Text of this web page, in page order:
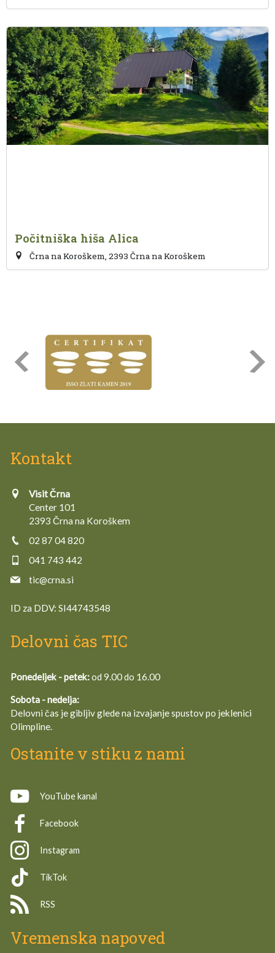
Počitniška hiša Alica
Črna na Koroškem, 2393 Črna na Koroškem
Kontakt
Visit Črna
Center 101
2393 Črna na Koroškem
02 87 04 820
041 743 442
tic@crna.si
ID za DDV: SI44743548
Delovni čas TIC
Ponedeljek - petek:od 9.00 do 16.00
Sobota - nedelja:
Delovni čas je gibljiv glede na izvajanje spustov po jeklenici
Olimpline.
Ostanite v stiku z nami
YouTube kanal
Facebook
Instagram
TikTok
RSS
Vremenska napoved